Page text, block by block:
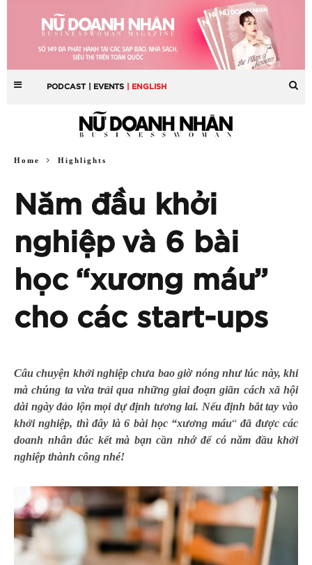
PODCAST | EVENTS | ENGLISH
Home Highlights
Năm đầu khởi
nghiệp và 6 bài
học “xương máu”
cho các start-ups
Câu chuyện khởi nghiệp chưa bao giờ nóng như lúc này, khi
mà chúng ta vừa trải qua những giai đoạn giãn cách xã hội
dài ngày đảo lộn mọi dự định tương lai. Nếu định bắt tay vào
khởi nghiệp, thì đây là 6 bài học “xương máu“đã được các
doanh nhân đúc kết mà bạn cần nhớ để có năm đầu khởi
nghiệp thành công nhé!